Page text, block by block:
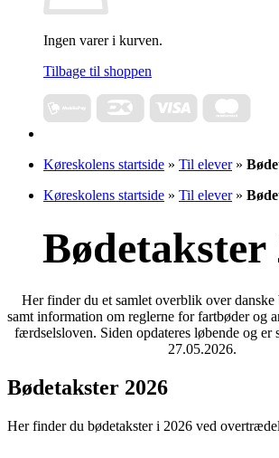
Ingen varer i kurven.
Tilbage til shoppen
Køreskolens startside » Til elever »
Køreskolens startside » Til elever »
Bødetakster
Her finder du et samlet overblik over danske
samt information om reglerne for fartbøder og
færdselsloven. Siden opdateres løbende og er
27.05.2026.
Bødetakster 2026
Her finder du bødetakster i 2026 ved